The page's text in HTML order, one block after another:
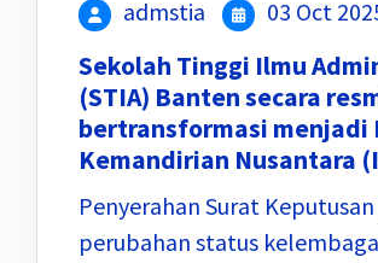
admstia 03 Oct
Sekolah Tinggi Ilmu
(STIA) Banten secara
bertransformasi
Kemandirian Nusantara
Penyerahan Surat Keputusan
perubahan status